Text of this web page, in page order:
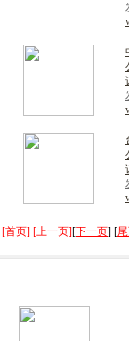
[首页] [上一页][下一页] [